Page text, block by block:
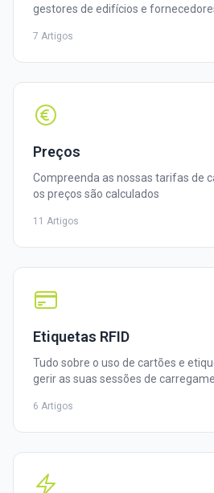
gestores de edifícios e
7 Artigos
Preços
Compreenda as nossas tarifas de
os preços são calculados
11 Artigos
Etiquetas RFID
Tudo sobre o uso de cartões e
gerir as suas sessões de
6 Artigos